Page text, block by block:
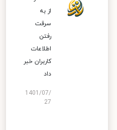
از به
سرقت
رفتن
اطلاعات
کاربران خبر
داد
1401/07/
27